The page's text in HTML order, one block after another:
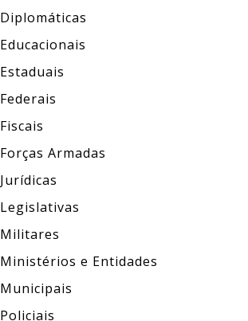
Diplomáticas
Educacionais
Estaduais
Federais
Fiscais
Forças Armadas
Jurídicas
Legislativas
Militares
Ministérios e Entidades
Municipais
Policiais